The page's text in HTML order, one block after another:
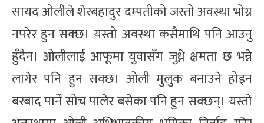
सायद ओलीले शेरबहादुर दम्पतीको जस्तो अवस्था भोग्न
नपरेर हुन सक्छ। यस्तो अवस्था कसैमाथि पनि आउनु
हुँदैन। ओलीलाई आफूमा युवासँग जुध्ने क्षमता छ भन्ने
लागेर पनि हुन सक्छ। ओली मुलुक बनाउने होइन
बरबाद पार्ने सोच पालेर बसेका पनि हुन सक्छन्। यस्तो